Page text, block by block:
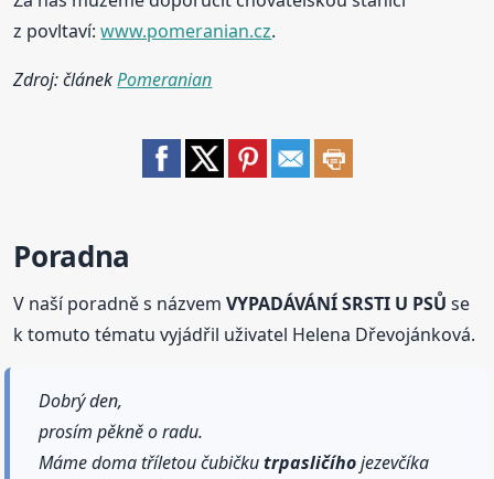
z povltaví:www.pomeranian.cz.
Zdroj: článekPomeranian
Poradna
V naší poradně s názvemVYPADÁVÁNÍ SRSTI U PSŮ se
k tomuto tématu vyjádřil uživatel Helena Dřevojánková.
Dobrý den,
prosím pěkně o radu.
Máme doma tříletou čubičkutrpasličíhojezevčíka